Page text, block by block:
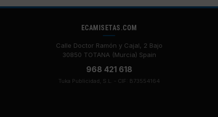
ECAMISETAS.COM
Calle Doctor Ramón y Cajal, 2 Bajo
30850 TOTANA (Murcia) Spain
968 421 618
Tuka Publicidad, S.L. - CIF: B73554164